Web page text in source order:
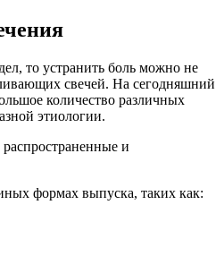
то устранить боль можно не
свечей. На сегодняшний
количество различных
этиологии.
и
формах выпуска, таких как: